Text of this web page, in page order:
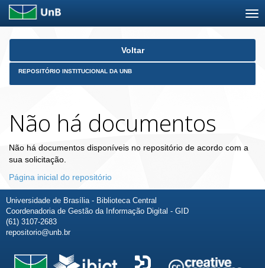
Skip
Voltar
REPOSITÓRIO INSTITUCIONAL DA UNB
Não há documentos
Não há documentos disponíveis no repositório de acordo com a
sua solicitação.
Página inicial do repositório
Universidade de Brasília - Biblioteca Central
Coordenadoria de Gestão da Informação Digital - GID
(61) 3107-2683
repositorio@unb.br